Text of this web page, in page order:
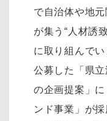
で自治体や地
が集う“人材誘
に取り組んで
公募した「県
の企画提案」
ンド事業」が